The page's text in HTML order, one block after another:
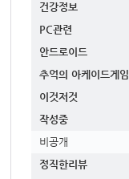
건강정보
PC관련
안드로이드
추억의 아케이드게임
이것저것
작성중
비공개
정직한리뷰